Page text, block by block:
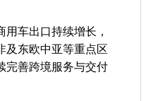
车出口持续增长，
及东欧中亚等重点区
完善跨境服务与交付